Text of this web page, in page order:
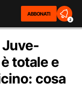
ABBONATI
2
totale e
cosa